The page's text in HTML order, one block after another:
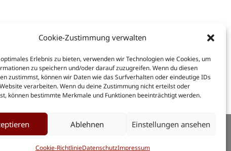
Cookie-Zustimmung verwalten
Erlebnis zu bieten, verwenden wir Technologien wie Cookies, um
zu speichern und/oder darauf zuzugreifen. Wenn du diesen
zustimmst, können wir Daten wie das Surfverhalten oder eindeutige IDs
verarbeiten. Wenn du deine Zustimmung nicht erteilst oder
können bestimmte Merkmale und Funktionen beeinträchtigt werden.
Ablehnen Einstellungen ansehen
Cookie-RichtlinieDatenschutzImpressum
Rechtsanwälte